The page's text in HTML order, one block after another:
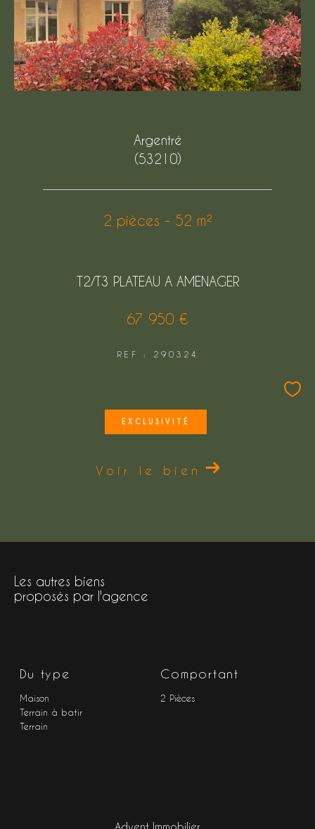
Argentré
(53210)
2 pièces - 52 m²
T2/T3 PLATEAU A AMENAGER
67 950 €
REF : 290324
EXCLUSIVITÉ
Voir le bien
Les autres biens
proposés par l'agence
Du type
Maison
Terrain à batir
Terrain
Comportant
2 Pièces
Advent Immobilier